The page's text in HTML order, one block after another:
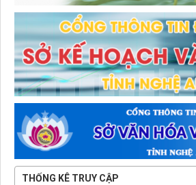
THỐNG KÊ TRUY CẬP